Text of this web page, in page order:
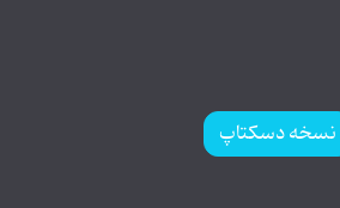
نسخه دسکتاپ